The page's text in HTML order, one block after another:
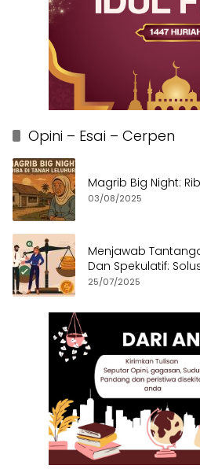
Opini – Esai – Cerpen
Magrib Big Night:
03/08/2025
Menjawab
Dan Spekulatif:
25/07/2025